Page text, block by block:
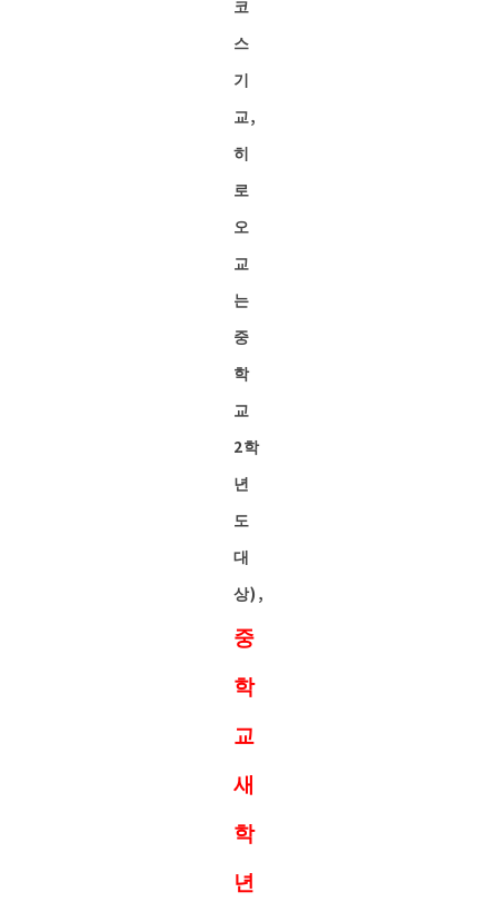
코
스
기
교,
히
로
오
교
는
중
학
교
2학
년
도
대
상),
중
학
교
새
학
년